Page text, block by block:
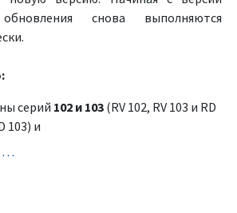
обновления снова выполняются
серий 102 и 103 (RV 102, RV 103 и RD
103) и
…